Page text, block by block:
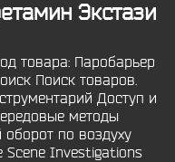
Экстази
товара: Паробарьер
Поиск товаров.
Доступ и
методы
по воздуху
Scene Investigations